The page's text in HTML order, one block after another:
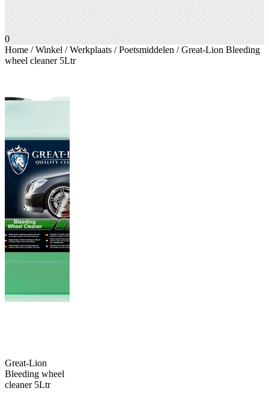
0
Home /Winkel /Werkplaats /Poetsmiddelen / Great-Lion Bleeding
wheel cleaner 5Ltr
Great-Lion
Bleeding wheel
cleaner 5Ltr